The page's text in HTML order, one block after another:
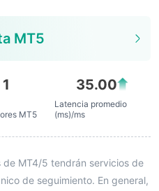
MT5
1
MT5
35.00
Latencia promedio
(ms)/ms
MT4/5 tendrán servicios de
de seguimiento. En general,